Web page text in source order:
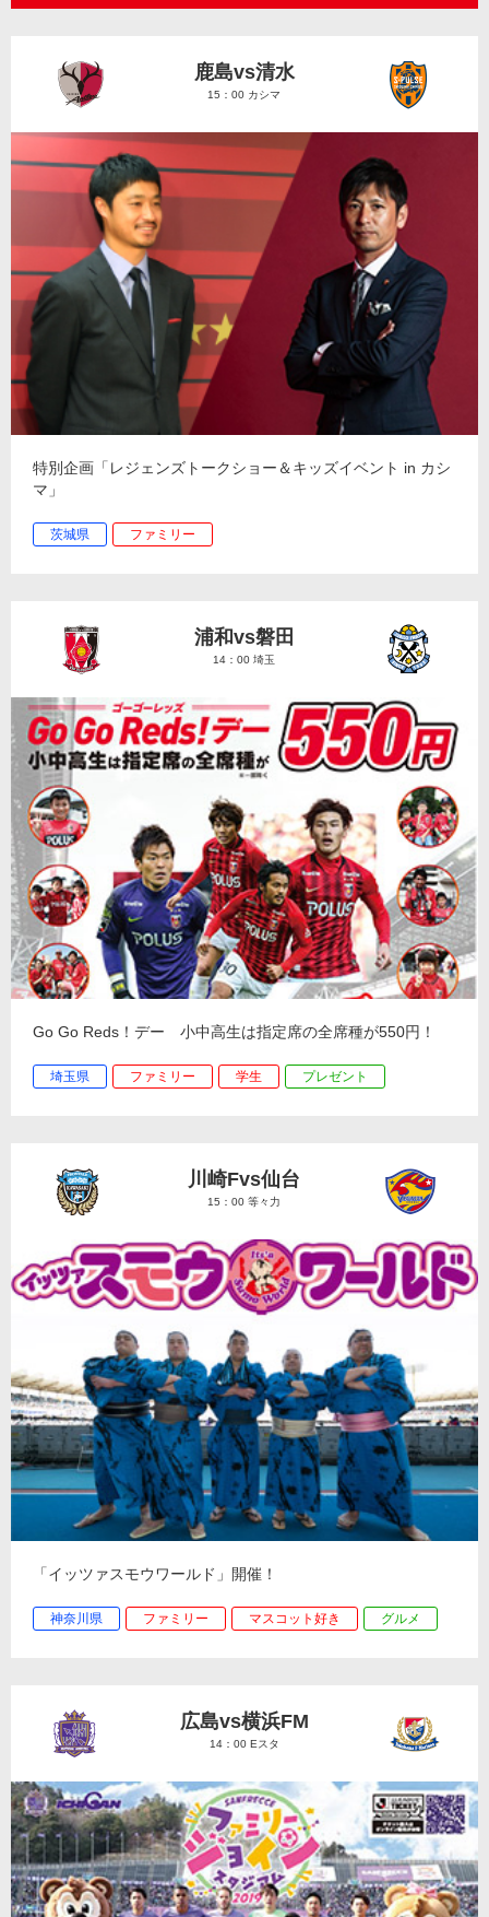
鹿島vs清水
15：00 カシマ
特別企画「レジェンズトークショー＆キッズイベント in カシ
マ」
茨城県 ファミリー
浦和vs磐田
14：00 埼玉
Go Go Reds！デー 小中高生は指定席の全席種が550円！
埼玉県 ファミリー 学生 プレゼント
川崎Fvs仙台
15：00 等々力
「イッツァスモウワールド」開催！
神奈川県 ファミリー マスコット好き グルメ
広島vs横浜FM
14：00 Eスタ